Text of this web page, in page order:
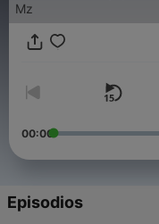
Mz
00:00
Episodios